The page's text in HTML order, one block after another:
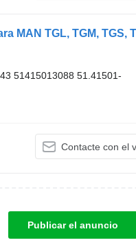
51415013088 51.41501-
Contacte con el
Publicar el anuncio